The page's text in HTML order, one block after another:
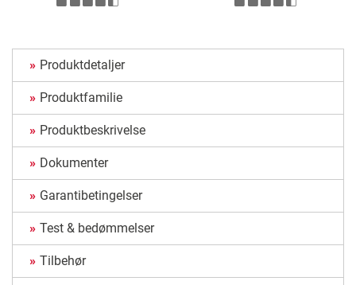
Produktdetaljer
Produktfamilie
Produktbeskrivelse
Dokumenter
Garantibetingelser
Test & bedømmelser
Tilbehør